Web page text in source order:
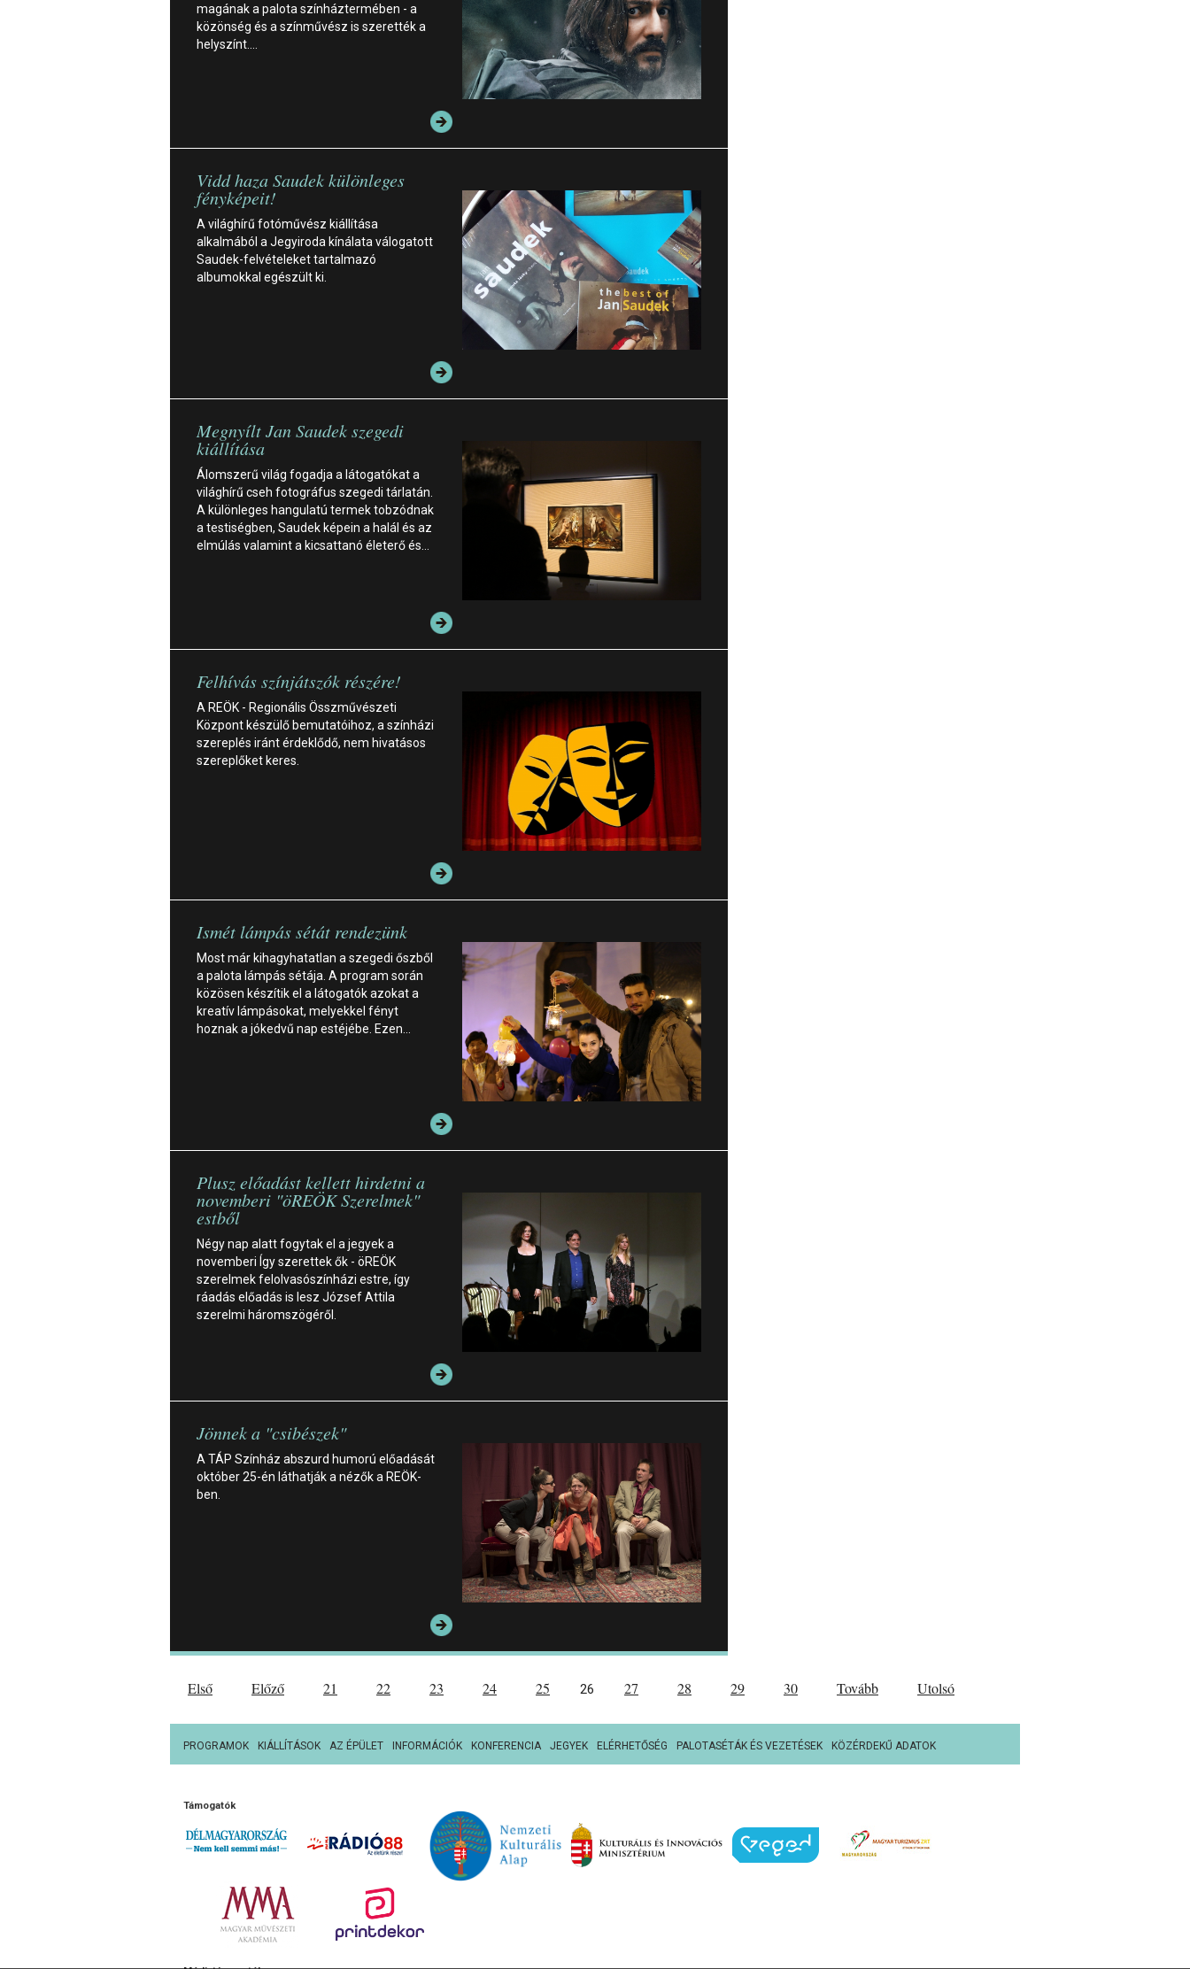
magának a palota színháztermében - a
közönség és a színművész is szerették a
helyszínt.…
Vidd haza Saudek különleges
fényképeit!
A világhírű fotóművész kiállítása
alkalmából a Jegyiroda kínálata válogatott
Saudek-felvételeket tartalmazó
albumokkal egészült ki.
Megnyílt Jan Saudek szegedi
kiállítása
Álomszerű világ fogadja a látogatókat a
világhírű cseh fotográfus szegedi tárlatán.
A különleges hangulatú termek tobzódnak
a testiségben, Saudek képein a halál és az
elmúlás valamint a kicsattanó életerő és…
Felhívás színjátszók részére!
A REÖK - Regionális Összművészeti
Központ készülő bemutatóihoz, a színházi
szereplés iránt érdeklődő, nem hivatásos
szereplőket keres.
Ismét lámpás sétát rendezünk
Most már kihagyhatatlan a szegedi őszből
a palota lámpás sétája. A program során
közösen készítik el a látogatók azokat a
kreatív lámpásokat, melyekkel fényt
hoznak a jókedvű nap estéjébe. Ezen…
Plusz előadást kellett hirdetni a
novemberi "öREÖK Szerelmek"
estből
Négy nap alatt fogytak el a jegyek a
novemberi Így szerettek ők - öREÖK
szerelmek felolvasószínházi estre, így
ráadás előadás is lesz József Attila
szerelmi háromszögéről.
Jönnek a "csibészek"
A TÁP Színház abszurd humorú előadását
október 25-én láthatják a nézők a REÖK-
ben.
Első Előző 21 22 23 24 25 26 27 28 29 30 Tovább Utolsó
PROGRAMOK KIÁLLÍTÁSOK AZ ÉPÜLET INFORMÁCIÓK KONFERENCIA JEGYEK ELÉRHETŐSÉG PALOTASÉTÁK ÉS VEZETÉSEK KÖZÉRDEKŰ ADATOK
Támogatók